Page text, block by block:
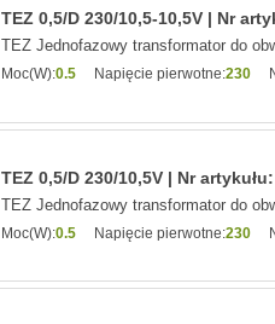
TEZ 0,5/D 230/10,5-10,5V | Nr
TEZ Jednofazowy transformator do
Moc(W):0.5 Napięcie pierwotne:230
TEZ 0,5/D 230/10,5V | Nr artykułu:
TEZ Jednofazowy transformator do
Moc(W):0.5 Napięcie pierwotne:230